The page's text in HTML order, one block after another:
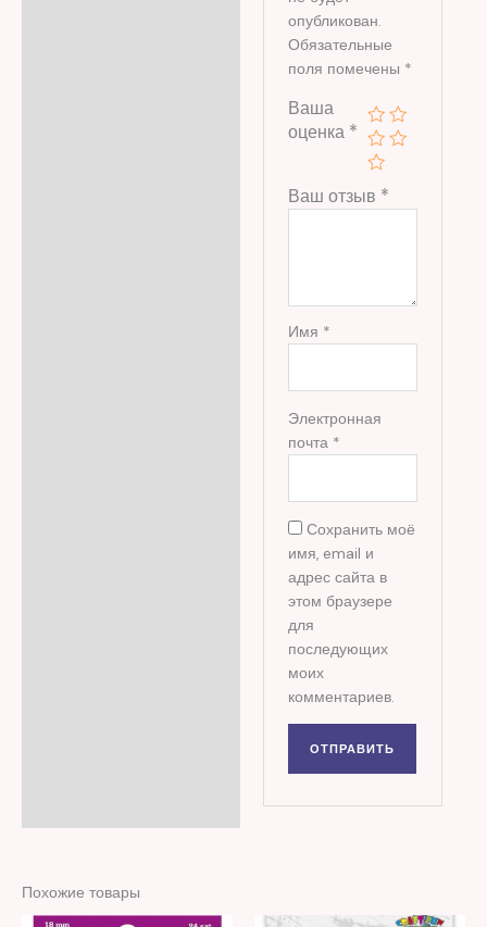
опубликован.
Обязательные
поля помечены *
Ваша
оценка *
Ваш отзыв *
Имя *
Электронная
почта *
Сохранить моё
имя, email и
адрес сайта в
этом браузере
для
последующих
моих
комментариев.
Похожие товары